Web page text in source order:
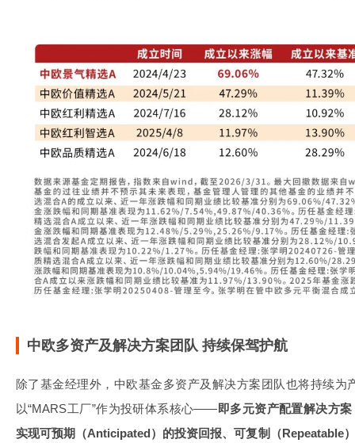
中欧多资产及解决方案团队 持续保驾护航
除了基金经理外，中欧基金多资产及解决方案团队也将持续为
以“MARS工厂”作为投研体系核心——即多元资产配置解决方
实现可预期（Anticipated）的投资回报、可复制（Repeatable